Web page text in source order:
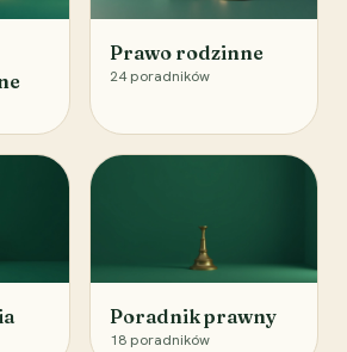
Prawo rodzinne
24 poradników
Poradnik prawny
18 poradników